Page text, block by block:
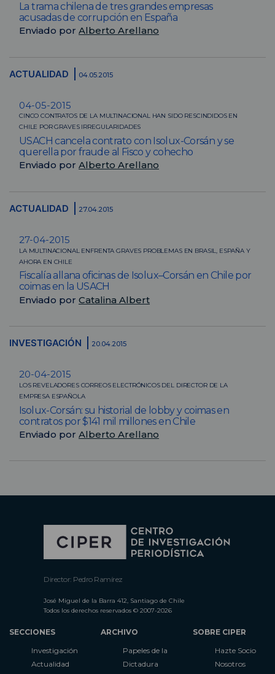
La trama chilena de tres grandes empresas
acusadas de corrupción en España
Enviado por Alberto Arellano
ACTUALIDAD 04.05.2015
04-05-2015
CINCO CONTRATOS DE LA MULTINACIONAL HAN SIDO RESCINDIDOS EN
CHILE POR GRAVES IRREGULARIDADES
USACH cancela contrato con Isolux-Corsán y se
querella por fraude al Fisco y cohecho
Enviado por Alberto Arellano
ACTUALIDAD 27.04.2015
27-04-2015
LA MULTINACIONAL ENFRENTA GRAVES PROBLEMAS EN BRASIL, ESPAÑA Y
AHORA EN CHILE
Fiscalía allana oficinas de Isolux–Corsán en Chile por
coimas en la USACH
Enviado por Catalina Albert
INVESTIGACIÓN 20.04.2015
20-04-2015
LOS REVELADORES CORREOS ELECTRÓNICOS DEL DIRECTOR DE LA
EMPRESA ESPAÑOLA
Isolux-Corsán: su historial de lobby y coimas en
contratos por $141 mil millones en Chile
Enviado por Alberto Arellano
Director: Pedro Ramírez
José Miguel de la Barra 412, Santiago de Chile
Todos los derechos reservados © 2007-2026
SECCIONES
Investigación
Actualidad
ARCHIVO
Papeles de la
Dictadura
SOBRE CIPER
Hazte Socio
Nosotros